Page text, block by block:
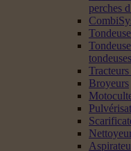
perches
Broyeurs